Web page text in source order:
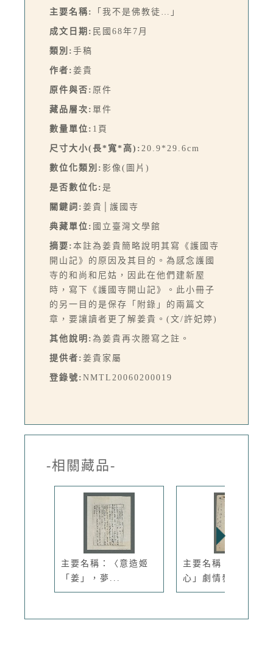
主要名稱: 「我不是佛教徒…」
成文日期: 民國68年7月
類別: 手稿
作者: 姜貴
原件與否: 原件
藏品層次: 單件
數量單位: 1頁
尺寸大小(長*寬*高): 20.9*29.6cm
數位化類別: 影像(圖片)
是否數位化: 是
關鍵詞: 姜貴│護國寺
典藏單位: 國立臺灣文學館
摘要: 本註為姜貴簡略說明其寫《護國寺
開山記》的原因及其目的。為感念護國
寺的和尚和尼姑，因此在他們建新屋
時，寫下《護國寺開山記》。此小冊子
的另一目的是保存「附錄」的兩篇文
章，要讓讀者更了解姜貴。(文/許妃婷)
其他說明: 為姜貴再次謄寫之註。
提供者: 姜貴家屬
登錄號: NMTL20060200019
-相關藏品-
主要名稱：〈意造姬
「姜」，夢...
主要名稱：「俠骨丹
心」劇情發展